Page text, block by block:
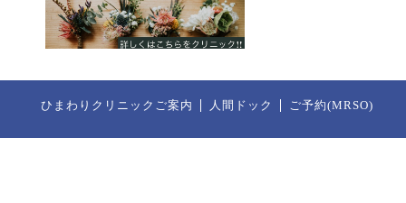
ひまわりクリニックご案内 人間ドック ご予約(MRSO)